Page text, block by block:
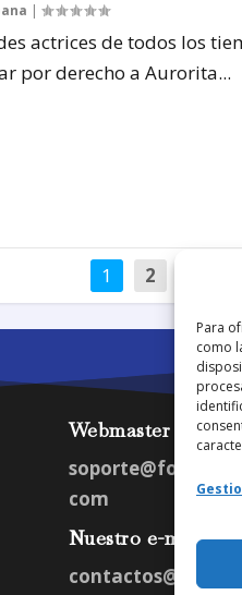
Para
como
|
actrices de todos los
por derecho a Aurorita...
1 2
Webmaster
com
Nuestro e-mail: